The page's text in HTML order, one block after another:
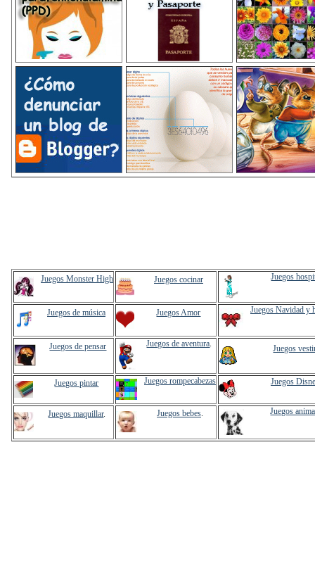
Juegos Monster High Juegos cocinar Juegos
Juegos de música Juegos Amor Juegos Navidad y
Juegos de pensar Juegos de aventura. Juegos
Juegos pintar Juegos rompecabezas Juegos
Juegos maquillar. Juegos bebes. Juegos